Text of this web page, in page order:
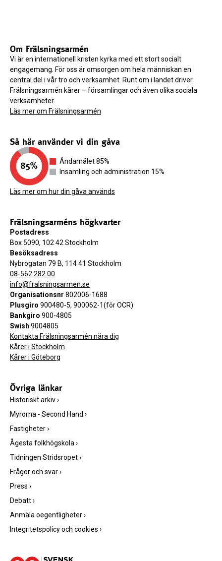
Om Frälsningsarmén
Vi är en internationell kristen kyrka med ett stort socialt
engagemang. För oss är omsorgen om hela människan en
central del i vår tro och verksamhet. Runt om i landet driver
Frälsningsarmén kårer – församlingar och även olika sociala
verksamheter.
Läs mer om Frälsningsarmén
Så här använder vi din gåva
Ändamålet 85%
Insamling och administration 15%
Läs mer om hur din gåva används
Frälsningsarméns högkvarter
Postadress
Box 5090, 102 42 Stockholm
Besöksadress
Nybrogatan 79 B, 114 41 Stockholm
08-562 282 00
info@fralsningsarmen.se
Organisationsnr 802006-1688
Plusgiro 900480-5, 900062-1(för OCR)
Bankgiro 900-4805
Swish 9004805
Kontakta Frälsningsarmén nära dig
Kårer i Stockholm
Kårer i Göteborg
Övriga länkar
Historiskt arkiv›
Myrorna - Second Hand ›
Fastigheter›
Ågesta folkhögskola ›
Tidningen Stridsropet›
Frågor och svar›
Press ›
Debatt›
Anmäla oegentligheter›
Integritetspolicy och cookies ›